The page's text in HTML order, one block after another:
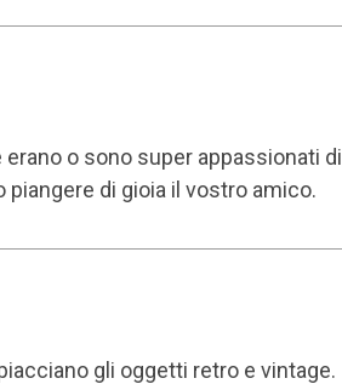
o sono super appassionati di
di gioia il vostro amico.
gli oggetti retro e vintage.